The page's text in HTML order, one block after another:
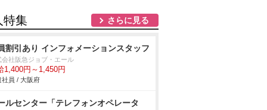
特集 さらに見る
割引あり インフォメーションスタッフ
会社阪急ジョブ・エール
1,400円～1,450円
社員 / 大阪府
ルセンター「テレフォンオペレータ